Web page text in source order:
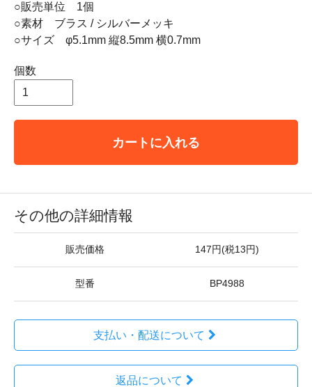
○販売単位 1個
○素材 ブラス / シルバーメッキ
○サイズ φ5.1mm 縦8.5mm 横0.7mm
個数
カートに入れる
その他の詳細情報
販売価格 147円(税13円)
型番 BP4988
支払い・配送について
返品について